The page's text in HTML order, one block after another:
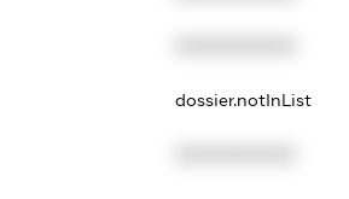
dossier.notInList